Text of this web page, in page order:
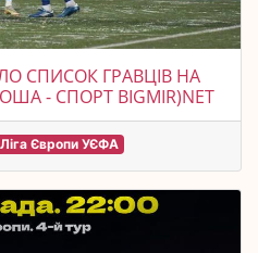
СПИСОК ГРАВЦІВ НА
- СПОРТ BIGMIR)NET
Ліга Європи УЄФА